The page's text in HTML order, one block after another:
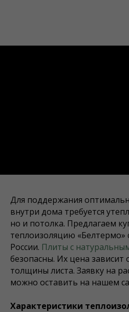
Для поддержания
внутри дома требуется
но и потолка. Предлагаем
теплоизоляцию «Белтермо»
России. Плиты с
безопасны. Их цена зависит
толщины листа. Заявку на
можно оставить на нашем
Характеристики